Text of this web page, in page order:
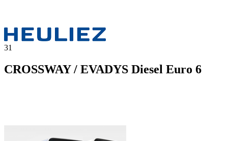
31
CROSSWAY / EVADYS Diesel Euro 6